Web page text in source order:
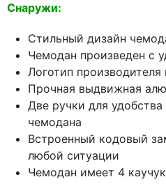
Снаружи:
Стильный дизайн
Чемодан произведен с
Логотип
Прочная выдвижная
Две ручки для
чемодана
Встроенный кодовый
любой ситуации
Чемодан имеет 4